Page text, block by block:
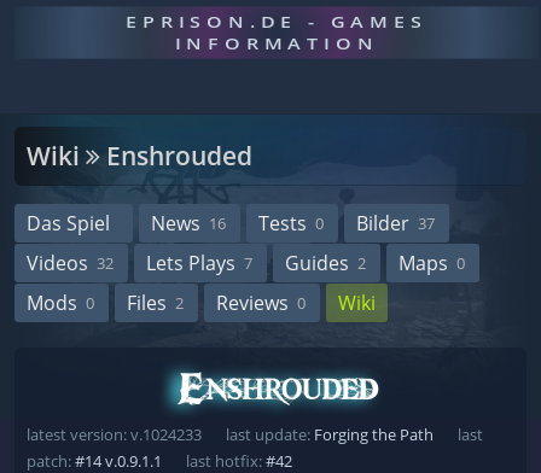
EPRISON.DE - GAMES
INFORMATION
Wiki Enshrouded
Das Spiel News 16 Tests 0 Bilder 37
Videos 32 Lets Plays 7 Guides 2 Maps 0
Mods 0 Files 2 Reviews 0 Wiki
latest version: v.1024233 last update: Forging the Path
last
patch:#14 v.0.9.1.1 last hotfix:#42